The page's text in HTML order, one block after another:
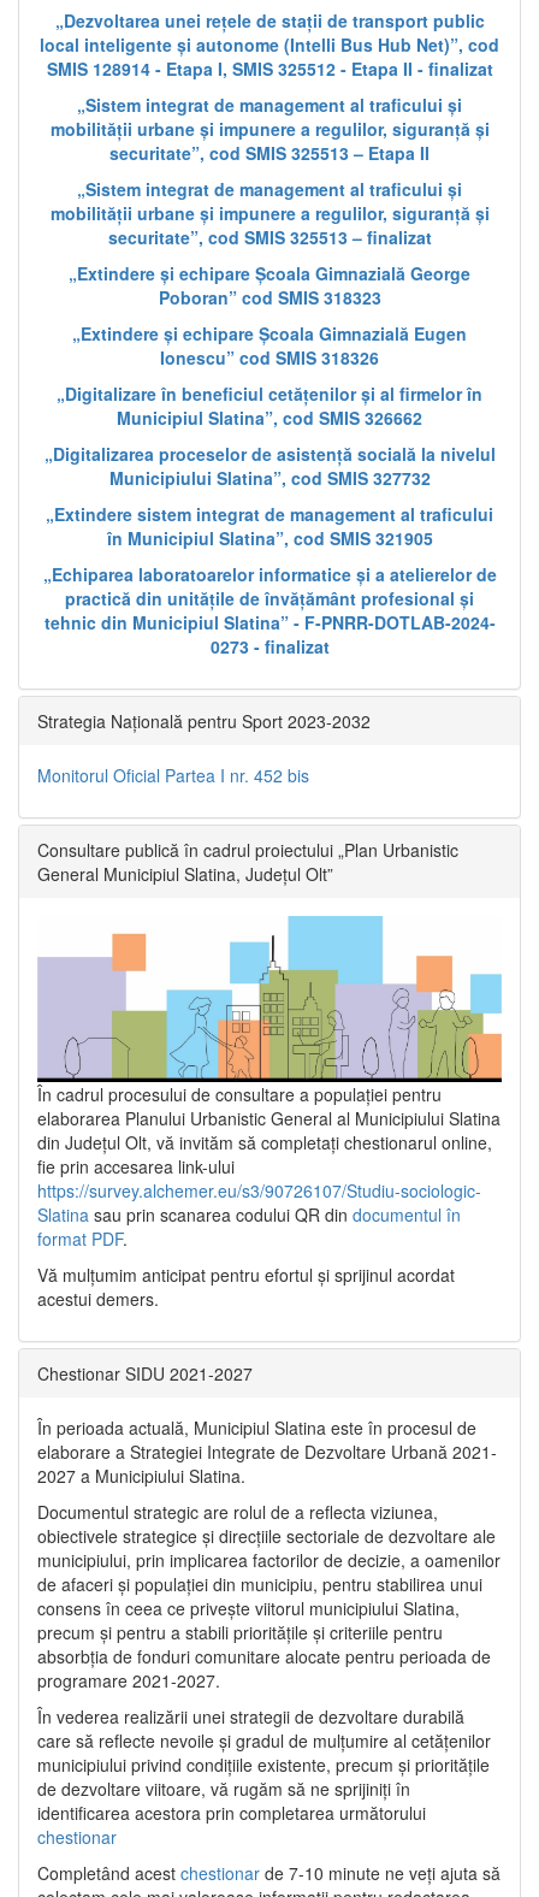
„Dezvoltarea unei rețele de stații de transport public
local inteligente și autonome (Intelli Bus Hub Net)”, cod
SMIS 128914 - Etapa I, SMIS 325512 - Etapa II - finalizat
„Sistem integrat de management al traficului și
mobilității urbane și impunere a regulilor, siguranță și
securitate”, cod SMIS 325513 – Etapa II
„Sistem integrat de management al traficului și
mobilității urbane și impunere a regulilor, siguranță și
securitate”, cod SMIS 325513 – finalizat
„Extindere și echipare Școala Gimnazială George
Poboran” cod SMIS 318323
„Extindere și echipare Școala Gimnazială Eugen
Ionescu” cod SMIS 318326
„Digitalizare în beneficiul cetățenilor și al firmelor în
Municipiul Slatina”, cod SMIS 326662
„Digitalizarea proceselor de asistență socială la nivelul
Municipiului Slatina”, cod SMIS 327732
„Extindere sistem integrat de management al traficului
în Municipiul Slatina”, cod SMIS 321905
„Echiparea laboratoarelor informatice și a atelierelor de
practică din unitățile de învățământ profesional și
tehnic din Municipiul Slatina” - F-PNRR-DOTLAB-2024-
0273 - finalizat
Strategia Națională pentru Sport 2023-2032
Monitorul Oficial Partea I nr. 452 bis
Consultare publică în cadrul proiectului „Plan Urbanistic
General Municipiul Slatina, Județul Olt”
În cadrul procesului de consultare a populaţiei pentru
elaborarea Planului Urbanistic General al Municipiului Slatina
din Județul Olt, vă invităm să completați chestionarul online,
fie prin accesarea link-ului
https://survey.alchemer.eu/s3/90726107/Studiu-sociologic-
Slatina sau prin scanarea codului QR din documentul în
format PDF.
Vă mulţumim anticipat pentru efortul şi sprijinul acordat
acestui demers.
Chestionar SIDU 2021-2027
În perioada actuală, Municipiul Slatina este în procesul de
elaborare a Strategiei Integrate de Dezvoltare Urbană 2021‐
2027 a Municipiului Slatina.
Documentul strategic are rolul de a reflecta viziunea,
obiectivele strategice și direcțiile sectoriale de dezvoltare ale
municipiului, prin implicarea factorilor de decizie, a oamenilor
de afaceri și populației din municipiu, pentru stabilirea unui
consens în ceea ce privește viitorul municipiului Slatina,
precum și pentru a stabili prioritățile și criteriile pentru
absorbția de fonduri comunitare alocate pentru perioada de
programare 2021-2027.
În vederea realizării unei strategii de dezvoltare durabilă
care să reflecte nevoile și gradul de mulțumire al cetățenilor
municipiului privind condițiile existente, precum și prioritățile
de dezvoltare viitoare, vă rugăm să ne sprijiniți în
identificarea acestora prin completarea următorului
chestionar
Completând acest chestionar de 7-10 minute ne veți ajuta să